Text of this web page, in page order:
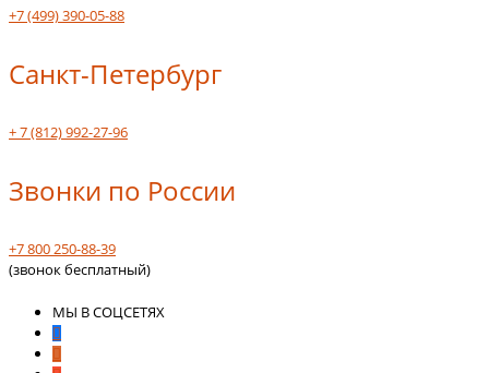
+7 (499) 390-05-88
Санкт-Петербург
+ 7 (812) 992-27-96
Звонки по России
+7 800 250-88-39
(звонок бесплатный)
МЫ В СОЦСЕТЯХ